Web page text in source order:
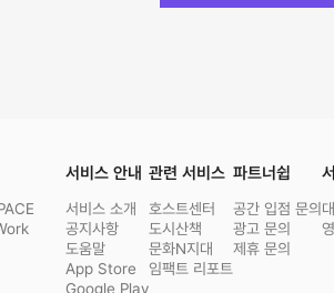
서비스 안내
서비스 소개
공지사항
도움말
App Store
Google Play
관련 서비스
호스트센터
도시산책
문화N지대
임팩트 리포트
파트너쉽
공간 입점 문의
광고 문의
제휴 문의